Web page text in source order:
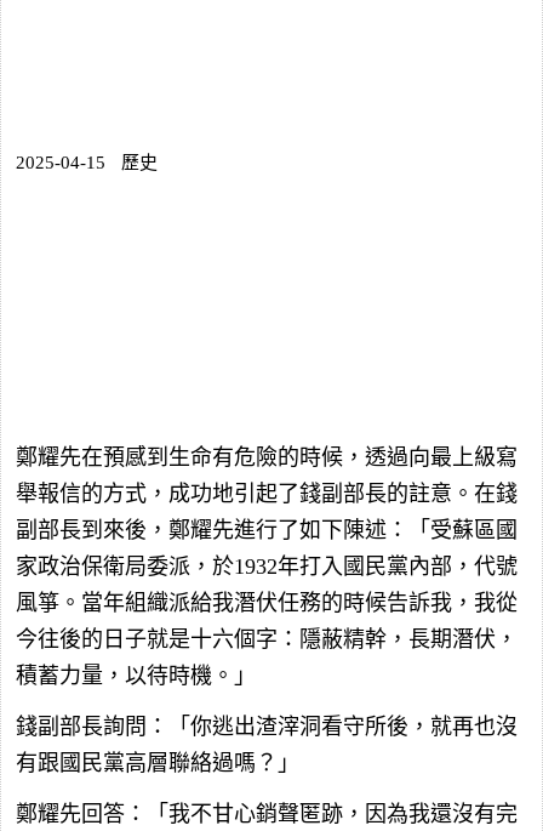
2025-04-15 歷史
鄭耀先在預感到生命有危險的時候，透過向最上級寫
舉報信的方式，成功地引起了錢副部長的註意。在錢
副部長到來後，鄭耀先進行了如下陳述：「受蘇區國
家政治保衛局委派，於1932年打入國民黨內部，代號
風箏。當年組織派給我潛伏任務的時候告訴我，我從
今往後的日子就是十六個字：隱蔽精幹，長期潛伏，
積蓄力量，以待時機。」
錢副部長詢問：「你逃出渣滓洞看守所後，就再也沒
有跟國民黨高層聯絡過嗎？」
鄭耀先回答：「我不甘心銷聲匿跡，因為我還沒有完